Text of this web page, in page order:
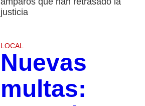
justicia
LOCAL
Nuevas
multas: